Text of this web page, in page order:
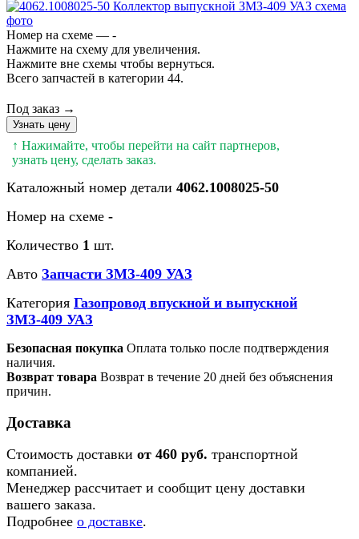
Номер на схеме — -
Нажмите на схему для увеличения.
Нажмите вне схемы чтобы вернуться.
Всего запчастей в категории 44.
Под заказ →
Узнать цену
↑ Нажимайте, чтобы перейти на сайт партнеров,
узнать цену, сделать заказ.
Каталожный номер детали 4062.1008025-50
Номер на схеме -
Количество 1 шт.
Авто Запчасти ЗМЗ-409 УАЗ
Категория Газопровод впускной и выпускной
ЗМЗ-409 УАЗ
Безопасная покупка Оплата только после подтверждения
наличия.
Возврат товара Возврат в течение 20 дней без объяснения
причин.
Доставка
Стоимость доставки от 460 руб. транспортной
компанией.
Менеджер рассчитает и сообщит цену доставки
вашего заказа.
Подробнее о доставке.